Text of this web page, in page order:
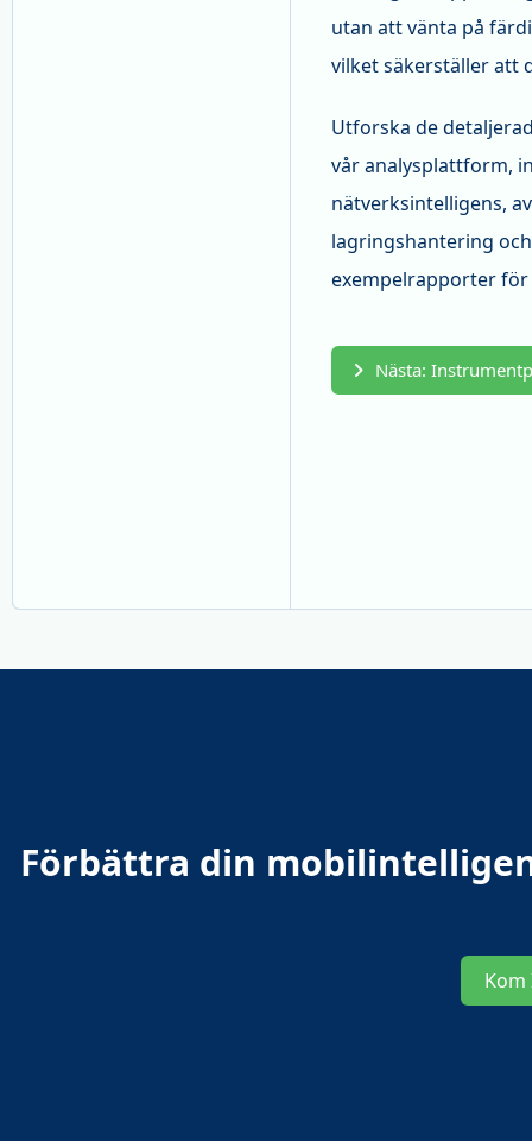
utan att vänta på
vilket säkerställer att
Utforska de
vår analysplattform,
nätverksintelligens,
lagringshantering
exempelrapporter för
Nästa:
Förbättra din
Kom